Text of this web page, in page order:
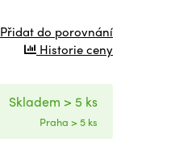
Přidat do porovnání
Historie ceny
Skladem > 5 ks
Praha > 5 ks